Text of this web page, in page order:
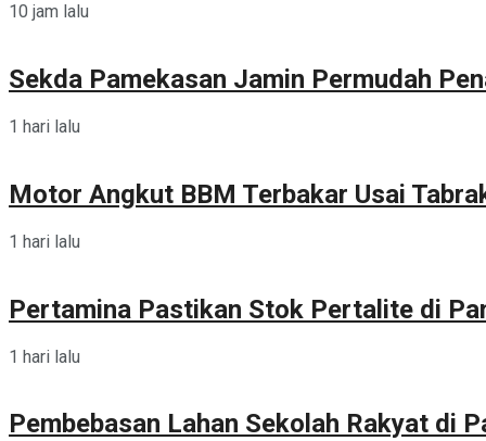
10 jam lalu
Sekda Pamekasan Jamin Permudah
1 hari lalu
Motor Angkut BBM Terbakar Usai
1 hari lalu
Pertamina Pastikan Stok Pertalite di
1 hari lalu
Pembebasan Lahan Sekolah Rakyat di